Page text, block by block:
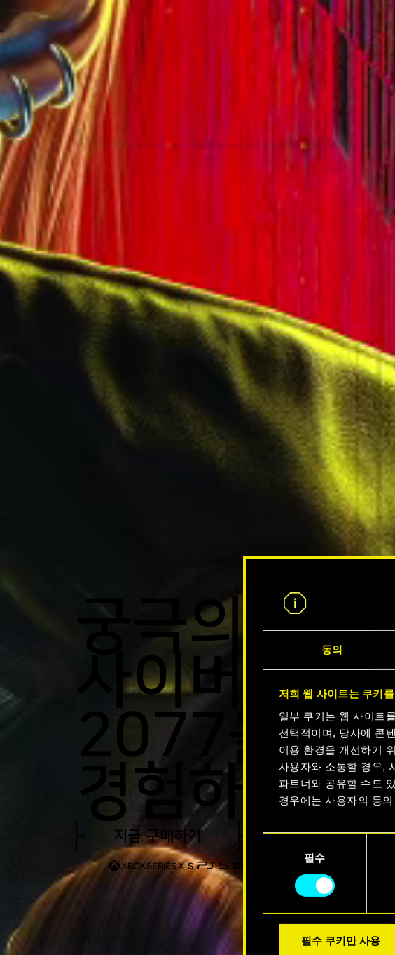
동의
저희 웹 사이트는 쿠키
일부 쿠키는 웹 사이트
선택적이며, 당사에 콘
이용 환경을 개선하기
사용자와 소통할 경우,
파트너와 공유할 수도
경우에는 사용자의 동
쿠키 사용에 관한 세부
수 있습니다.
필수
필수 쿠키만 사용
궁극의
사이버펑크
2077을 지
경험하세요
지금 구매하기 트레일러 보기